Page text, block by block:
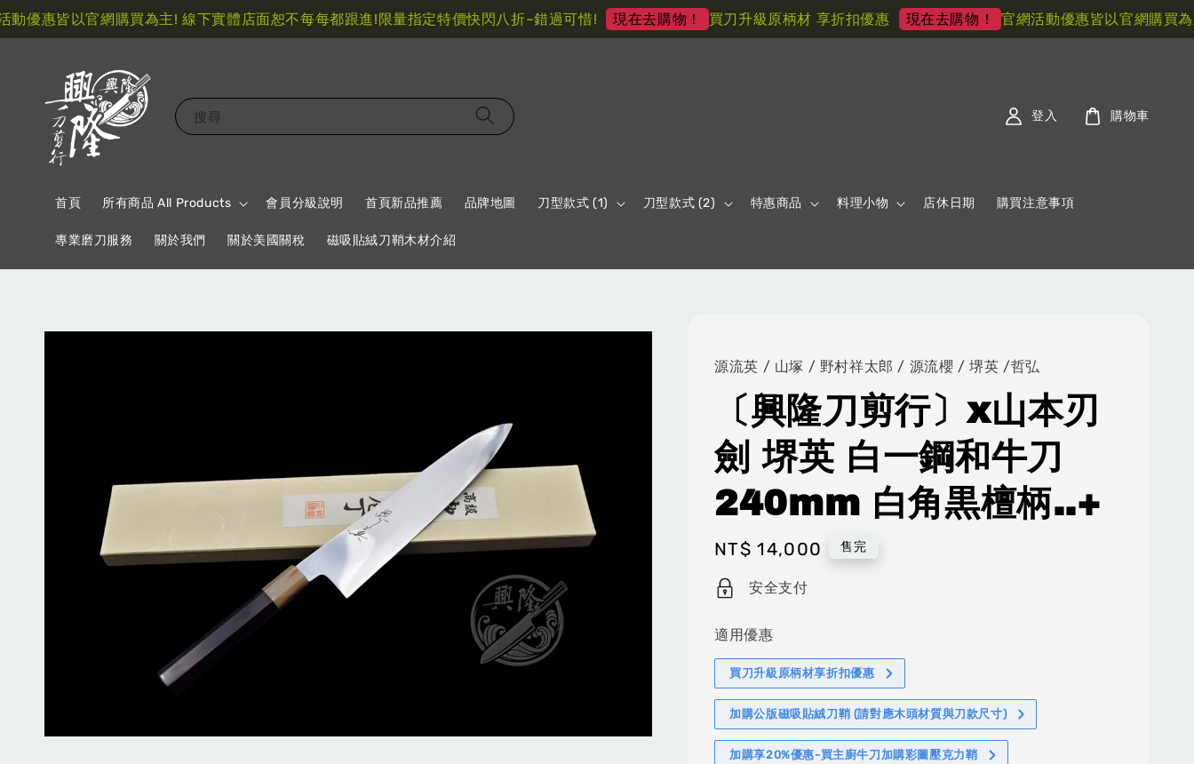
惠皆以官網購買為主! 線下實體店面恕不每每都跟進!限量指定特價快閃八折~錯過可惜! 現在去購物！ 買刀升級原柄材 享折扣優惠 現在去購物！ 官網活動優惠皆以官網購買為主!
搜尋
首頁 所有商品 All Products 會員分級說明 首頁新品推薦 品牌地圖 刀型款式 (1) 刀型款式 (2) 特惠商品 料理小物 店休日期 購買注意事項
專業磨刀服務 關於我們 關於美國關稅 磁吸貼絨刀鞘木材介紹
登入 購物車
源流英 / 山塚 / 野村祥太郎 / 源流櫻 / 堺英 /哲弘
〔興隆刀剪行〕x山本刃
劍 堺英 白一鋼和牛刀
240mm 白角黒檀柄..+
Regular
price
NT$ 14,000 售完
安全支付
適用優惠
買刀升級原柄材享折扣優惠
加購公版磁吸貼絨刀鞘 (請對應木頭材質與刀款尺寸)
加購享20%優惠-買主廚牛刀加購彩圖壓克力鞘